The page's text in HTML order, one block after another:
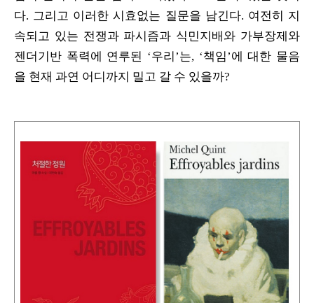
다. 그리고 이러한 시효없는 질문을 남긴다. 여전히 지
속되고 있는 전쟁과 파시즘과 식민지배와 가부장제와
젠더기반 폭력에 연루된 ‘우리’는, ‘책임’에 대한 물음
을 현재 과연 어디까지 밀고 갈 수 있을까?